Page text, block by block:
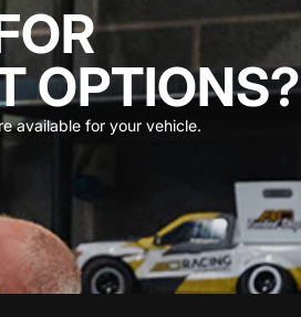
OPTIONS?
available for your vehicle.